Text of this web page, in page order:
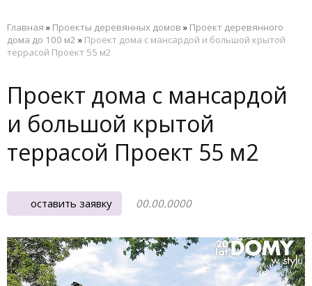
Главная » Проекты деревянных домов » Проект деревянного
дома до 100 м2 » Проект дома с мансардой и большой крытой
террасой Проект 55 м2
Проект дома с мансардой
и большой крытой
террасой Проект 55 м2
оставить заявку 00.00.0000